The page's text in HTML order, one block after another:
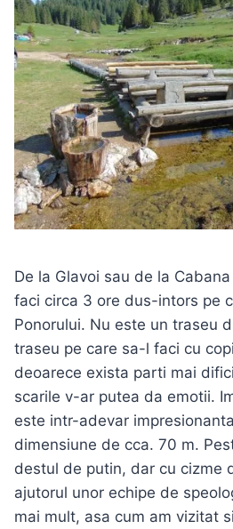
De la Glavoi sau de la
faci circa 3 ore dus-intors pe
Ponorului. Nu este un traseu
traseu pe care sa-l faci cu
deoarece exista parti mai
scarile v-ar putea da emotii.
este intr-adevar
dimensiune de cca. 70 m.
destul de putin, dar cu cizme
ajutorul unor echipe de
mai mult, asa cum am vizitat